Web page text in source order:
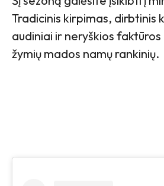
Tradicinis kirpimas, dirbtinis
audiniai ir neryškios
žymių mados namų rankinių.